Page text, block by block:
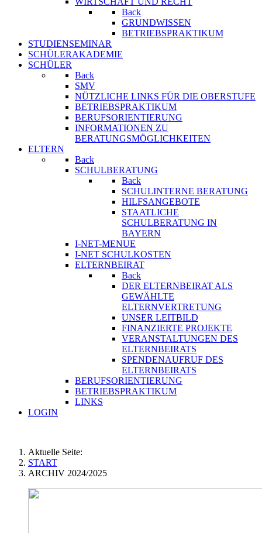
Back
GRUNDWISSEN
BETRIEBSPRAKTIKUM
STUDIENSEMINAR
SCHÜLERAKADEMIE
SCHÜLER
Back
SMV
NÜTZLICHE LINKS FÜR DIE OBERSTUFE
BETRIEBSPRAKTIKUM
BERUFSORIENTIERUNG
INFORMATIONEN ZU
BERATUNGSMÖGLICHKEITEN
ELTERN
Back
SCHULBERATUNG
Back
SCHULINTERNE BERATUNG
HILFSANGEBOTE
STAATLICHE
SCHULBERATUNG IN
BAYERN
I-NET-MENUE
I-NET SCHULKOSTEN
ELTERNBEIRAT
Back
DER ELTERNBEIRAT ALS
GEWÄHLTE
ELTERNVERTRETUNG
UNSER LEITBILD
FINANZIERTE PROJEKTE
VERANSTALTUNGEN DES
ELTERNBEIRATS
SPENDENAUFRUF DES
ELTERNBEIRATS
BERUFSORIENTIERUNG
BETRIEBSPRAKTIKUM
LINKS
LOGIN
Aktuelle Seite:
START
ARCHIV 2024/2025